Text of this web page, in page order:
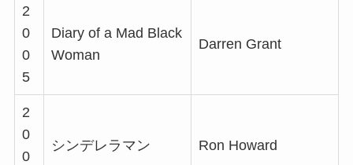
2
0
0
5
Diary of a Mad Black
Woman
Darren Grant
2
0
0
シンデレラマン Ron Howard